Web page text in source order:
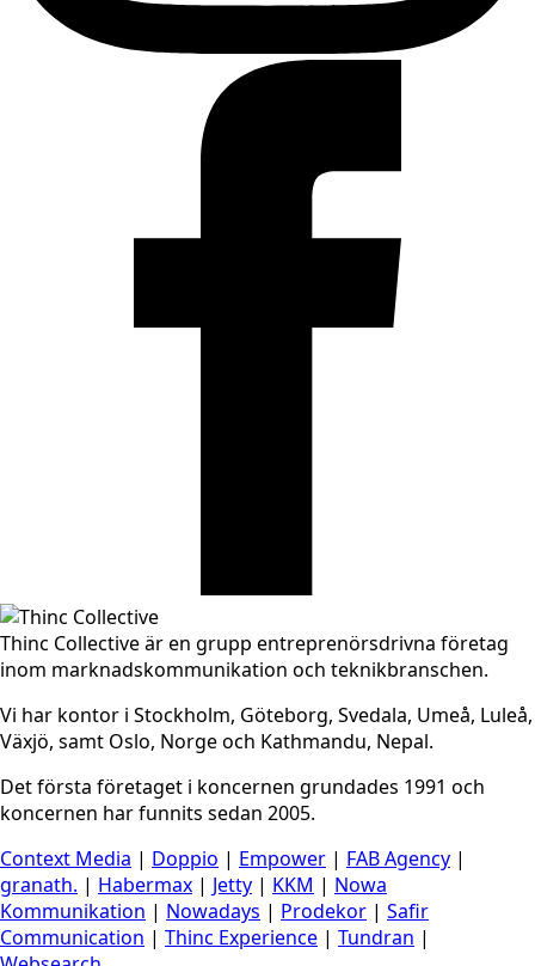
Thinc Collective är en grupp entreprenörsdrivna företag
inom marknadskommunikation och teknikbranschen.
Vi har kontor i Stockholm, Göteborg, Svedala, Umeå, Luleå,
Växjö, samt Oslo, Norge och Kathmandu, Nepal.
Det första företaget i koncernen grundades 1991 och
koncernen har funnits sedan 2005.
Context Media | Doppio | Empower | FAB Agency |
granath. | Habermax | Jetty | KKM | Nowa
Kommunikation | Nowadays | Prodekor | Safir
Communication | Thinc Experience | Tundran |